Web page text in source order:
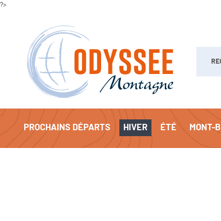
?>
PROCHAINS DÉPARTS HIVER ÉTÉ MONT-